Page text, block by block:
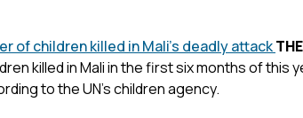
of children killed in Mali's deadly attack
killed in Mali in the first six months of this
to the UN’s children agency.